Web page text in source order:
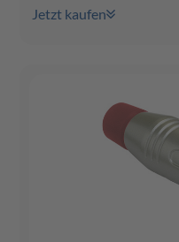
Jetzt kaufen